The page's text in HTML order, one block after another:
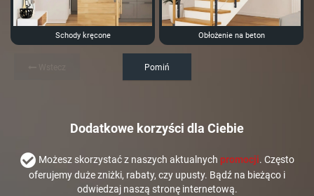
Schody kręcone Obłożenie na beton
Pomiń
Dodatkowe korzyści dla Ciebie
Możesz skorzystać z naszych aktualnych promocji. Często
oferujemy duże zniżki, rabaty, czy upusty. Bądź na bieżąco i
odwiedzaj naszą stronę internetową.